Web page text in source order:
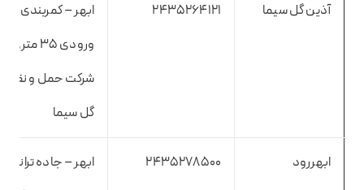
آذین گل سیما 2435264121
ابهر – کمربندی –
ورودی ۳۵ متری –
شرکت حمل و نقل
گل سیما
ابهررود 2435278500
ابهر – جاده